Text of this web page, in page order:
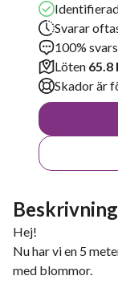
Svarar
100%
Löten 65.8
Skador är
Beskrivning
Hej!
Nu har vi en 5
med blommor.